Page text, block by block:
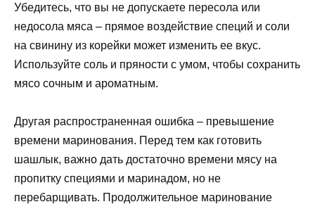
Убедитесь, что вы не допускаете пересола или
недосола мяса – прямое воздействие специй и соли
на свинину из корейки может изменить ее вкус.
Используйте соль и пряности с умом, чтобы сохранить
мясо сочным и ароматным.
Другая распространенная ошибка – превышение
времени маринования. Перед тем как готовить
шашлык, важно дать достаточно времени мясу на
пропитку специями и маринадом, но не
перебарщивать. Продолжительное маринование